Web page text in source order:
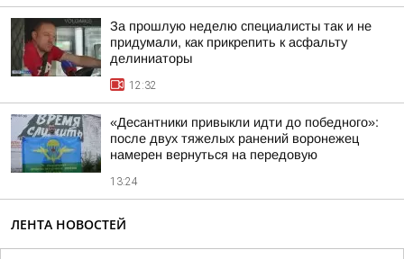
За прошлую неделю специалисты так и не
придумали, как прикрепить к асфальту
делиниаторы
12:32
«Десантники привыкли идти до победного»:
после двух тяжелых ранений воронежец
намерен вернуться на передовую
13:24
ЛЕНТА НОВОСТЕЙ